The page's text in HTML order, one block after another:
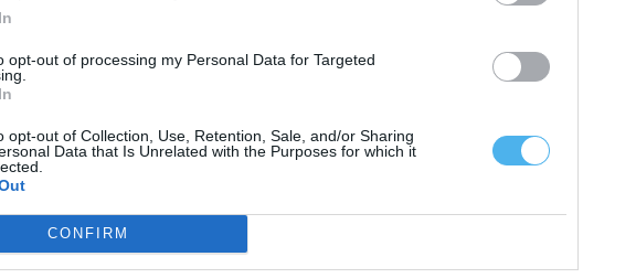
opt-out of processing my Personal Data for Targeted
opt-out of Collection, Use, Retention, Sale, and/or Sharing
Data that Is Unrelated with the Purposes for which it
CONFIRM
para um ambiente escolar com melhores
tanto no desenvolvimento das atividades letivas
na melhoria dos equipamentos públicos